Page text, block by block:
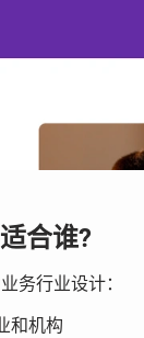
合谁?
务行业设计：
和机构